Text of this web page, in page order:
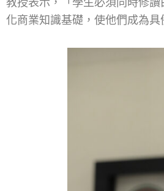
化商業知識基礎，使他們成為具